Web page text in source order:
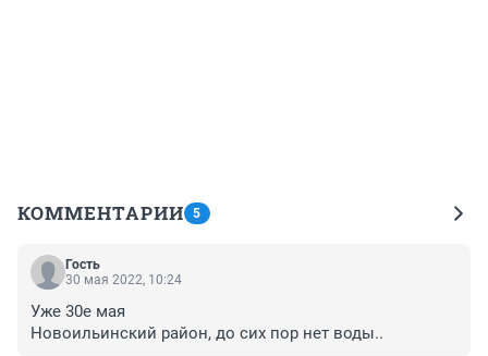
КОММЕНТАРИИ 5
Гость
30 мая 2022, 10:24
Уже 30е мая
Новоильинский район, до сих пор нет воды..